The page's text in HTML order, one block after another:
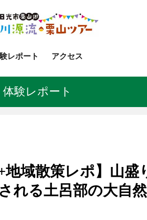
レポート アクセス
体験レポート
地域散策レポ】山盛
れる土呂部の大自然